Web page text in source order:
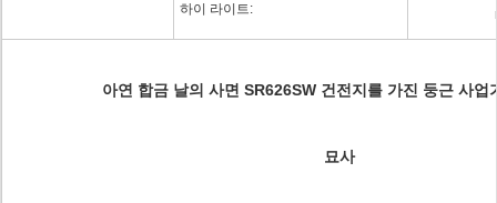
하이 라이트:
아연 합금 날의 사면 SR626SW 건전지를 가진 둥근 사업
묘사